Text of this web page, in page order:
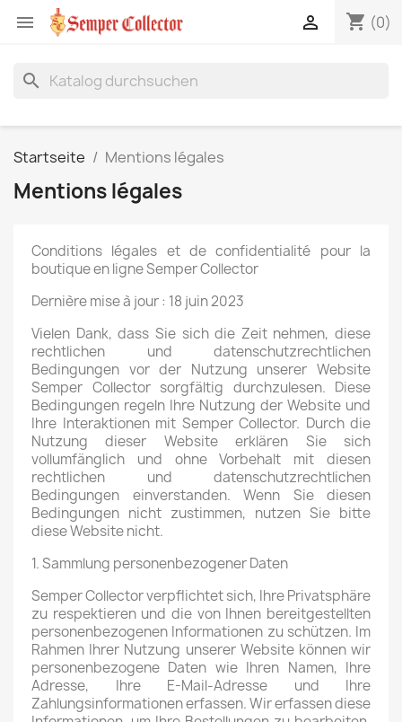
 shopping_cart (0)

search
Startseite Mentions légales
Mentions légales
Conditions légales et de confidentialité pour la
boutique en ligne Semper Collector
Dernière mise à jour : 18 juin 2023
Vielen Dank, dass Sie sich die Zeit nehmen, diese
rechtlichen und datenschutzrechtlichen
Bedingungen vor der Nutzung unserer Website
Semper Collector sorgfältig durchzulesen. Diese
Bedingungen regeln Ihre Nutzung der Website und
Ihre Interaktionen mit Semper Collector. Durch die
Nutzung dieser Website erklären Sie sich
vollumfänglich und ohne Vorbehalt mit diesen
rechtlichen und datenschutzrechtlichen
Bedingungen einverstanden. Wenn Sie diesen
Bedingungen nicht zustimmen, nutzen Sie bitte
diese Website nicht.
1. Sammlung personenbezogener Daten
Semper Collector verpflichtet sich, Ihre Privatsphäre
zu respektieren und die von Ihnen bereitgestellten
personenbezogenen Informationen zu schützen. Im
Rahmen Ihrer Nutzung unserer Website können wir
personenbezogene Daten wie Ihren Namen, Ihre
Adresse, Ihre E-Mail-Adresse und Ihre
Zahlungsinformationen erfassen. Wir erfassen diese